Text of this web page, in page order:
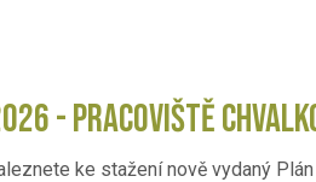
- PRACOVIŠTĚ
ke stažení nově vydaný